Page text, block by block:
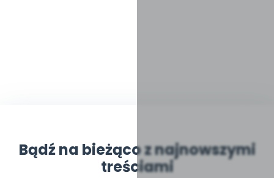
Bądź na bieżąco z najnowszymi
treściami